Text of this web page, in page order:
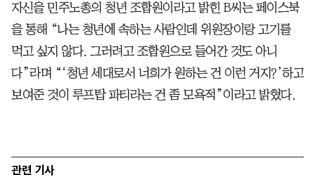
자신을 민주노총의 청년 조합원이라고 밝힌 B씨는 페이스북
을 통해 “나는 청년에 속하는 사람인데 위원장이랑 고기를
먹고 싶지 않다. 그러려고 조합원으로 들어간 것도 아니
다”라며 “‘청년 세대로서 너희가 원하는 건 이런 거지?’하고
보여준 것이 루프탑 파티라는 건 좀 모욕적”이라고 밝혔다.
관련 기사